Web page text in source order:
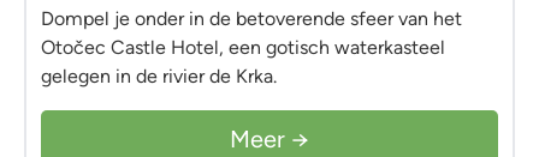
Dompel je onder in de betoverende sfeer van het
Otočec Castle Hotel, een gotisch waterkasteel
gelegen in de rivier de Krka.
Meer →